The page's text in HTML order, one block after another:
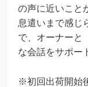
の声に近いこと
息遣いまで感じ
で、オーナーと
な会話をサポー
※初回出荷開始